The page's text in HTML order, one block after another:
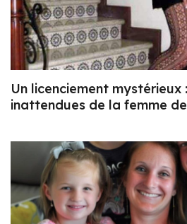
Un licenciement
inattendues de la femme